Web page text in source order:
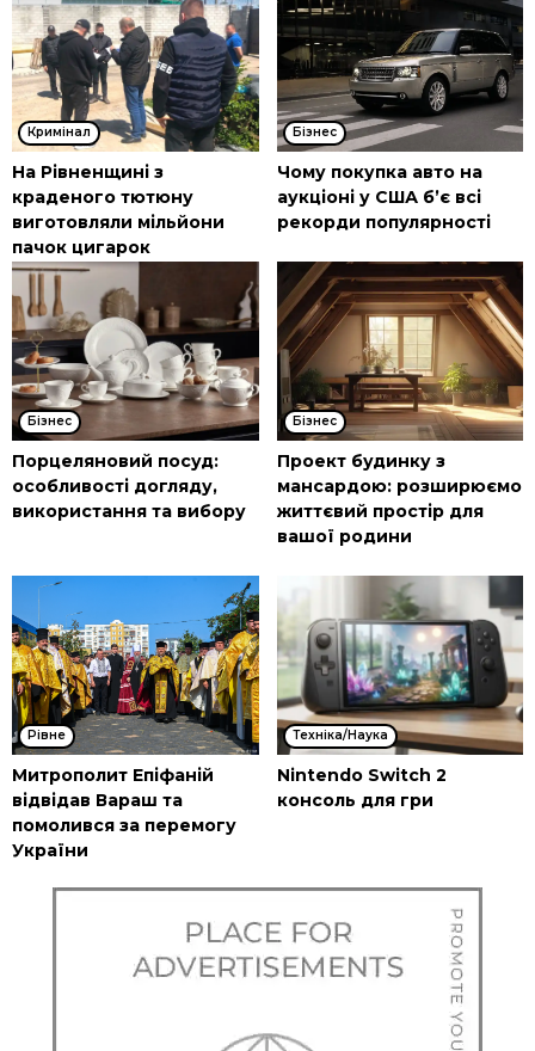
Кримінал
На Рівненщині з
краденого тютюну
виготовляли мільйони
пачок цигарок
Бізнес
Чому покупка авто на
аукціоні у США б’є всі
рекорди популярності
Бізнес
Порцеляновий посуд:
особливості догляду,
використання та вибору
Бізнес
Проект будинку з
мансардою: розширюємо
життєвий простір для
вашої родини
Рівне
Митрополит Епіфаній
відвідав Вараш та
помолився за перемогу
України
Техніка/Наука
Nintendo Switch 2
консоль для гри